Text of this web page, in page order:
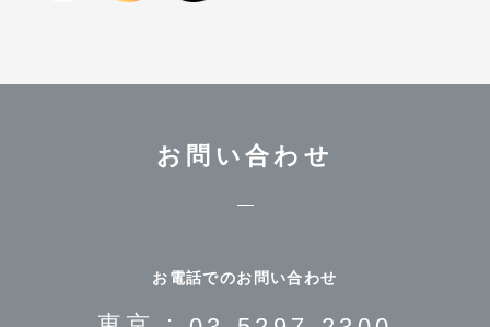
お問い合わせ
お電話でのお問い合わせ